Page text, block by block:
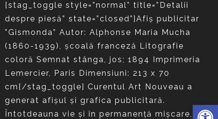
[stag_toggle style=”normal” title=”Detalii
despre piesă” state=”closed”]Afiș publicitar
”Gismonda” Autor: Alphonse Maria Mucha
(1860-1939), școală franceză Litografie
coloră Semnat stânga, jos; 1894 Imprimeria
Lemercier, Paris Dimensiuni: 213 x 70
cm[/stag_toggle] Curentul Art Nouveau a
generat afișul și grafica publicitară.
Întotdeauna vie și în permanență mișcare,